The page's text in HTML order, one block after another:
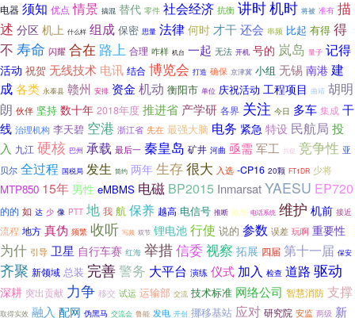
电器 须知 优点 情景 搞混 替代 零件 社会经济 抗衡 讲时机时 将被 准有 描
述 分区 机上 什么样 组成 保密 思量 法律 何时 才干还会 串频 比起 有得 得
不 寿命 闪耀 合在 路上 合理 咋样 机台 一起 无法 开机 号的 岚岛 量子 记得
活动 祝贺 无线技术 电讯 结合 博览会 打造 确保 京津冀 小组 无锡 南港 建
成各类 永泰县 赣州 安排 资金 机动 衡阳市 单位 庆祝活动 工程项目 曲靖 胡明
朗 伙伴 坚持 数十年 2018年度 推进省 产学研 各界 关注 今日 多车 集成 干
线 治理机构 李天碧 空港 浙江省 先在 最强大脑 电务 紧急 特设 民航局 投
入 九江 硬核 巴州 承载 最后一 秦皇岛 矿井 河曲 亟需军工 共促 竞争性 亚
贝尔 全过程 国税局 发生 简约 两年 生存很大 入选 -CP16 20颗 FT1DR 少将
MTP850 15年 男性 eMBMS 电磁 BP2015 InmarsatYAESU EP720
的的 如 达 少 像 PTT 地 我 航 保养 越高 电信号 推断 措施 电话系统 维护 机前 接近
流程 地方 真伪 频繁 收听 写频 双节 锂电池行使 说的 参数 误差 玩啊 重要性
为什 引导 卫星 自行车赛 红海 举措信委视察 拓展 四届 第十一届 保安
齐聚 新领域 总装 完善警务 大平台 演练 仪式 加入 检查 道路 驱动
深耕 突出贡献 力争 移交 试运 运输部 交流 技术标准 网络公司 智慧消防 支撑
取得实效 融入 配网 伪黑马 交流会 鲁能 发电 开创 挪移基站 应对 研究院 安监 两级 新